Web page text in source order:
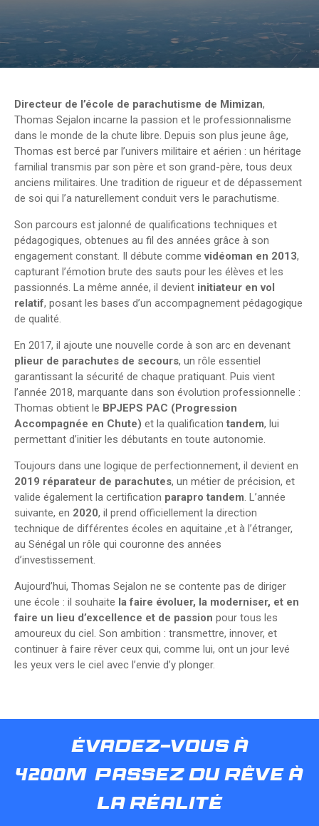
Directeur de l’école de parachutisme de Mimizan,
Thomas Sejalon incarne la passion et le professionnalisme
dans le monde de la chute libre. Depuis son plus jeune âge,
Thomas est bercé par l’univers militaire et aérien : un héritage
familial transmis par son père et son grand-père, tous deux
anciens militaires. Une tradition de rigueur et de dépassement
de soi qui l’a naturellement conduit vers le parachutisme.
Son parcours est jalonné de qualifications techniques et
pédagogiques, obtenues au fil des années grâce à son
engagement constant. Il débute commevidéoman en 2013,
capturant l’émotion brute des sauts pour les élèves et les
passionnés. La même année, il devient initiateur en vol
relatif, posant les bases d’un accompagnement pédagogique
de qualité.
En 2017, il ajoute une nouvelle corde à son arc en devenant
plieur de parachutes de secours, un rôle essentiel
garantissant la sécurité de chaque pratiquant. Puis vient
l’année 2018, marquante dans son évolution professionnelle :
Thomas obtient le BPJEPS PAC (Progression
Accompagnée en Chute) et la qualification tandem, lui
permettant d’initier les débutants en toute autonomie.
Toujours dans une logique de perfectionnement, il devient en
2019 réparateur de parachutes, un métier de précision, et
valide également la certification parapro tandem. L’année
suivante, en 2020, il prend officiellement la direction
technique de différentes écoles en aquitaine ,et à l’étranger,
au Sénégal un rôle qui couronne des années
d’investissement.
Aujourd’hui, Thomas Sejalon ne se contente pas de diriger
une école : il souhaite la faire évoluer, la moderniser, et en
faire un lieu d’excellence et de passion pour tous les
amoureux du ciel. Son ambition : transmettre, innover, et
continuer à faire rêver ceux qui, comme lui, ont un jour levé
les yeux vers le ciel avec l’envie d’y plonger.
évadez-vous à
4200m passez du rêve à
la réalité